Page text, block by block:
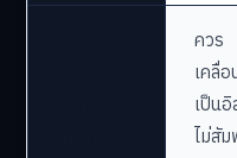
ควร
เคลื่อ
เป็น
ไม่สั